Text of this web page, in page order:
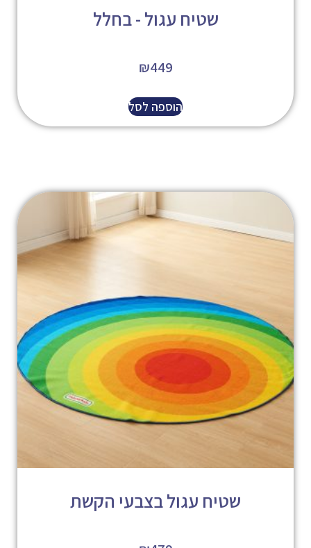
שטיח עגול - בחלל
₪449
הוספה לסל
שטיח עגול בצבעי הקשת